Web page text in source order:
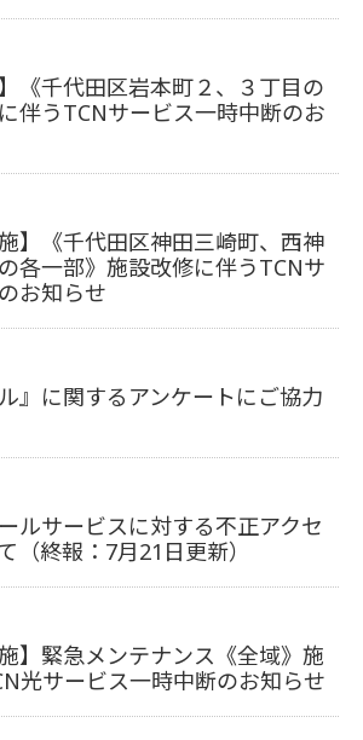
《千代田区岩本町２、３丁目の
伴うTCNサービス一時中断のお
】《千代田区神田三崎町、西神
各一部》 施設改修に伴うTCNサ
お知らせ
』に関するアンケートにご協力
ルサービスに対する不正アクセ
（終報：7月21日更新）
】緊急メンテナンス《全域》施
光サービス一時中断のお知らせ